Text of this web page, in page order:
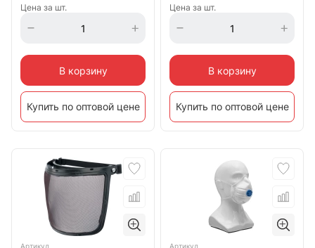
Цена за шт.
В корзину
Купить по оптовой цене
Цена за шт.
В корзину
Купить по оптовой цене
Артикул Артикул